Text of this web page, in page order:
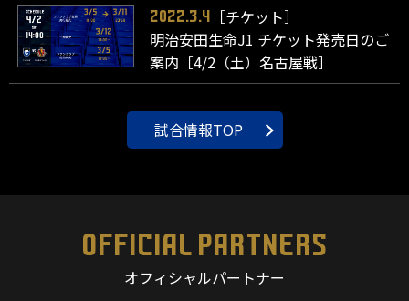
2022.3.4
［チケット］
明治安田生命J1 チケット発売日のご
案内［4/2（土）名古屋戦］
試合情報TOP
OFFICIAL PARTNERS
オフィシャルパートナー